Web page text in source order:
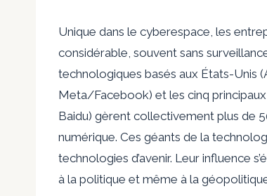
Unique dans le cyberespace, les
considérable, souvent sans
technologiques basés aux États-
Meta/Facebook) et les cinq
Baidu) gèrent collectivement plus de
numérique. Ces géants de la
technologies d’avenir. Leur influence
à la politique et même à la